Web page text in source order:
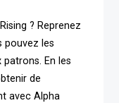
? Reprenez
pouvez les
En les
de
avec Alpha